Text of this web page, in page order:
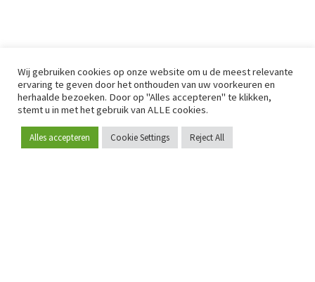
Word lid
Wij gebruiken cookies op onze website om u de meest relevante
ervaring te geven door het onthouden van uw voorkeuren en
herhaalde bezoeken. Door op "Alles accepteren" te klikken,
stemt u in met het gebruik van ALLE cookies.
Alles accepteren Cookie Settings Reject All